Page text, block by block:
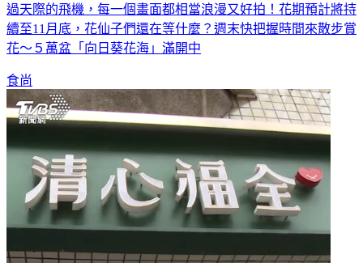
過天際的飛機，每一個畫面都相當浪漫又好拍！花期預計將持
續至11月底，花仙子們還在等什麼？週末快把握時間來散步賞
花～５萬盆「向日葵花海」滿開中
食尚